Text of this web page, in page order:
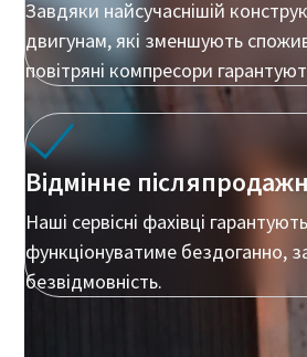
Дізнатися
Завдяки найсучаснішій
двигунам, які зменшують
повітряні компресори
Відмінне
Наші сервісні фахівці
функціонуватиме бездоганно,
безвідмовність.